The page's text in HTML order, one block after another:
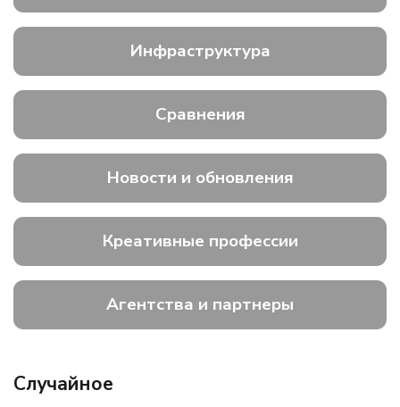
Инфраструктура
Сравнения
Новости и обновления
Креативные профессии
Агентства и партнеры
Случайное